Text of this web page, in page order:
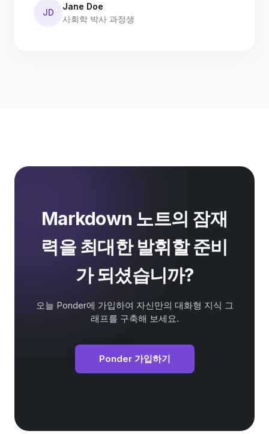
JD
Jane Doe
사회학 박사 과정생
Markdown 노트의 잠재
력을 최대한 발휘할 준비
가 되셨습니까?
오늘 Ponder에 가입하여 자신만의 대화형 지식 그
래프를 구축해 보세요.
Ponder 가입하기